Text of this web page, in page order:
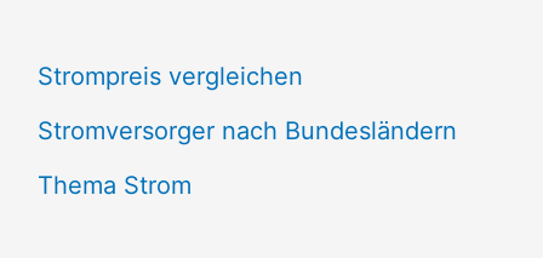
h
e
n
Strompreis vergleichen
Stromversorger nach Bundesländern
Thema Strom